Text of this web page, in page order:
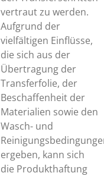
vertraut zu werden.
Aufgrund der
vielfältigen Einflüsse,
die sich aus der
Übertragung der
Transferfolie, der
Beschaffenheit der
Materialien sowie den
Wasch- und
ergeben, kann sich
die Produkthaftung